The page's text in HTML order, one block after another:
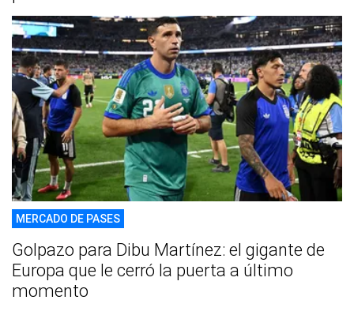
MERCADO DE PASES
Golpazo para Dibu Martínez: el gigante de
Europa que le cerró la puerta a último
momento